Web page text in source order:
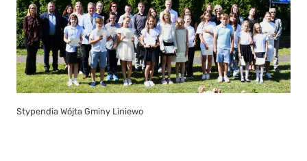
Stypendia Wójta Gminy Liniewo